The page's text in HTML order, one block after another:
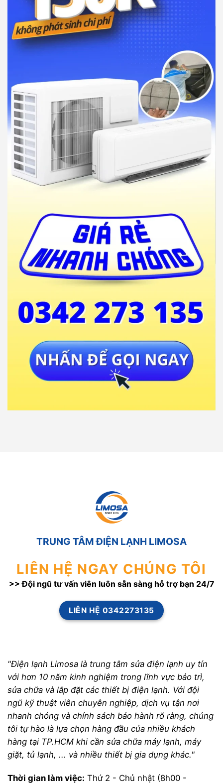
TRUNG TÂM ĐIỆN LẠNH LIMOSA
LIÊN HỆ NGAY CHÚNG TÔI
>> Đội ngũ tư vấn viên luôn sẵn sàng hỗ trợ bạn 24/7
LIÊN HỆ 0342273135
"Điện lạnh Limosa là trung tâm sửa điện lạnh uy tín
với hơn 10 năm kinh nghiệm trong lĩnh vực bảo trì,
sửa chữa và lắp đặt các thiết bị điện lạnh. Với đội
ngũ kỹ thuật viên chuyên nghiệp, dịch vụ tận nơi
nhanh chóng và chính sách bảo hành rõ ràng, chúng
tôi tự hào là lựa chọn hàng đầu của nhiều khách
hàng tại TP.HCM khi cần sửa chữa máy lạnh, máy
giặt, tủ lạnh, ... và nhiều thiết bị gia dụng khác."
Thời gian làm việc: Thứ 2 - Chủ nhật (8h00 -